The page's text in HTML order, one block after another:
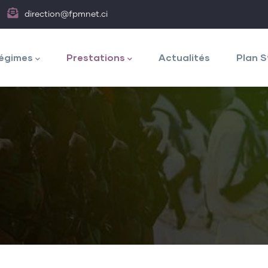
direction@fpmnet.ci
Prestations Actualités Plan